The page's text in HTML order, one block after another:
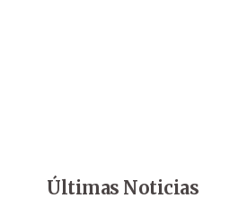
Últimas Noticias